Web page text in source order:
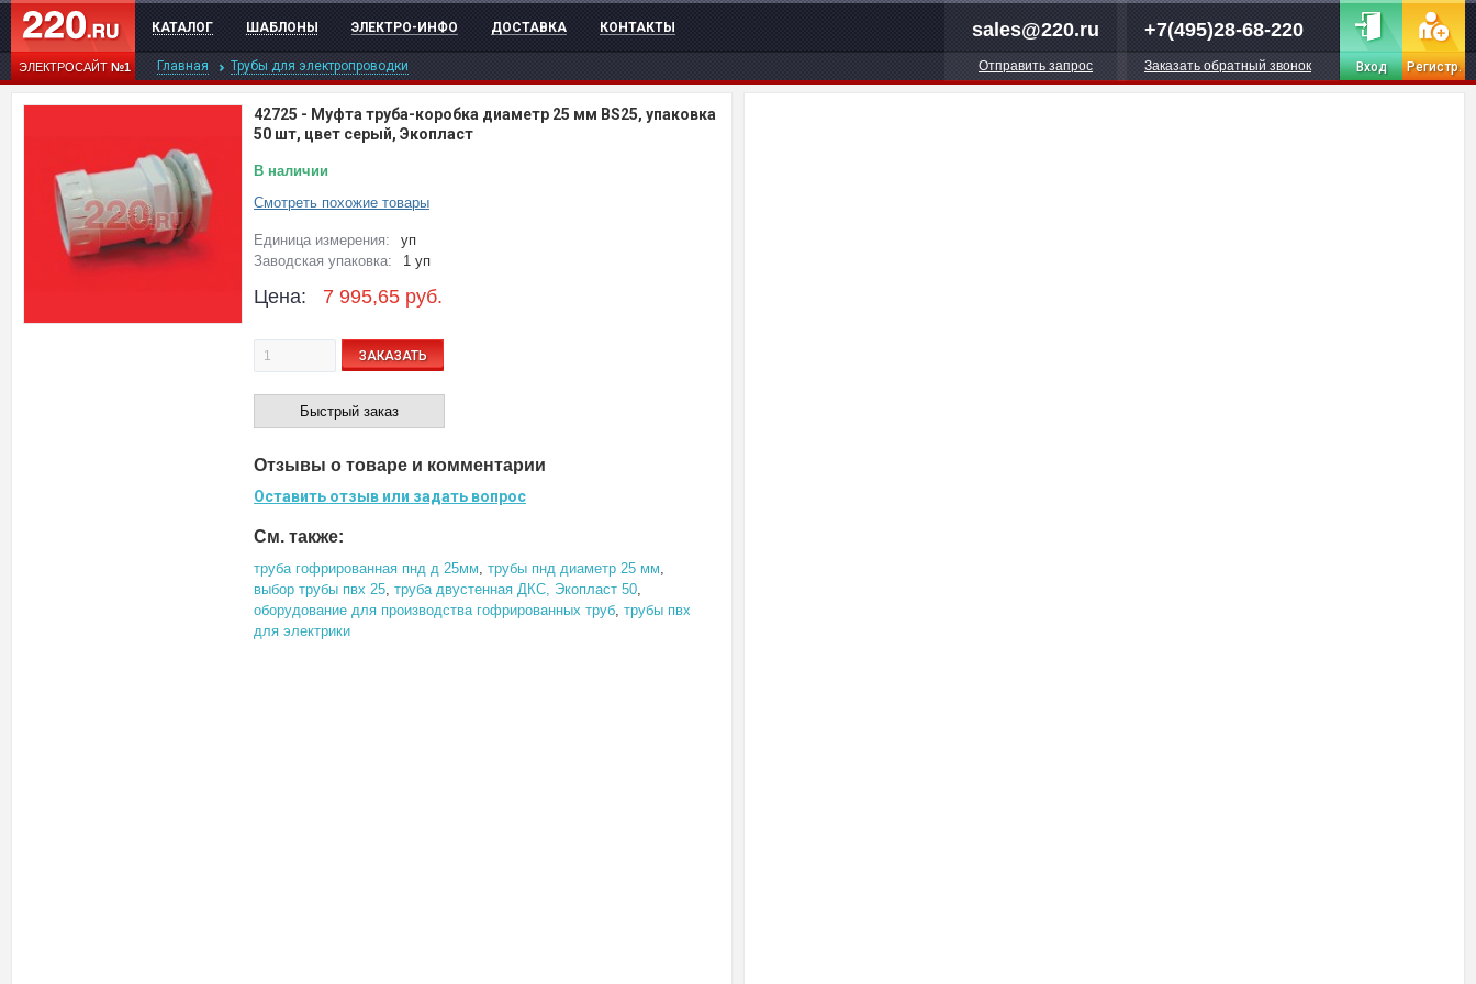
ЭЛЕКТРОСАЙТ№1
КАТАЛОГ ШАБЛОНЫ ЭЛЕКТРО-ИНФО ДОСТАВКА КОНТАКТЫ sales@220.ru
Отправить запрос
+7(495)28-68-220
Заказать обратный звонок Вход Регистр.
Главная Трубы для электропроводки
42725 - Муфта труба-коробка диаметр 25 мм BS25, упаковка
50 шт, цвет серый, Экопласт
В наличии
Смотреть похожие товары
Единица измерения:
уп
Заводская упаковка:
1 уп
Цена: 7 995,65 руб.
ЗАКАЗАТЬ
Быстрый заказ
Отзывы о товаре и комментарии
Оставить отзыв или задать вопрос
См. также:
труба гофрированная пнд д 25мм, трубы пнд диаметр 25 мм,
выбор трубы пвх 25, труба двустенная ДКС, Экопласт 50,
оборудование для производства гофрированных труб, трубы пвх
для электрики